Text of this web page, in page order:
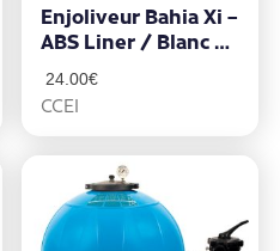
Enjoliveur Bahia Xi –
ABS Liner / Blanc –
Projecteur Brio Z
24.00€
CCEI